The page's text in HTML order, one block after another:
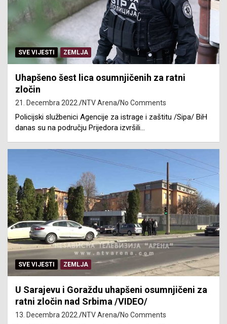
SVE VIJESTI ZEMLJA
Uhapšeno šest lica osumnjičenih za ratni
zločin
21. Decembra 2022. NTV Arena No Comments
Policijski službenici Agencije za istrage i zaštitu /Sipa/ BiH
danas su na području Prijedora izvršili…
SVE VIJESTI ZEMLJA
U Sarajevu i Goraždu uhapšeni osumnjičeni za
ratni zločin nad Srbima /VIDEO/
13. Decembra 2022. NTV Arena No Comments